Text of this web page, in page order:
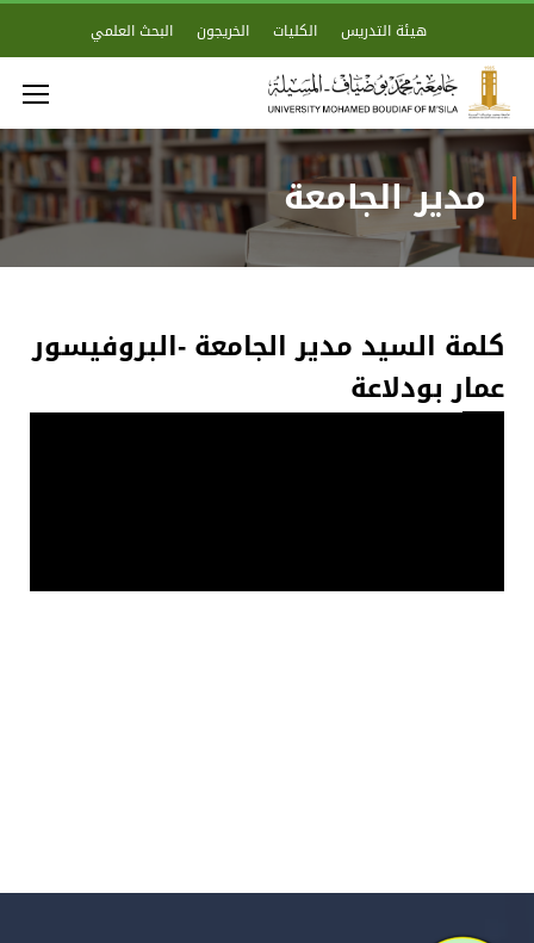
هيئة التدريس الكليات الخريجون البحث العلمي
مدير الجامعة
كلمة السيد مدير الجامعة -البروفيسور
عمار بودلاعة